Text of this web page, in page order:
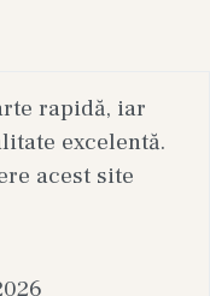
rapidă, iar
excelentă.
acest site